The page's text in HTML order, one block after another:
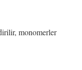
monomerler